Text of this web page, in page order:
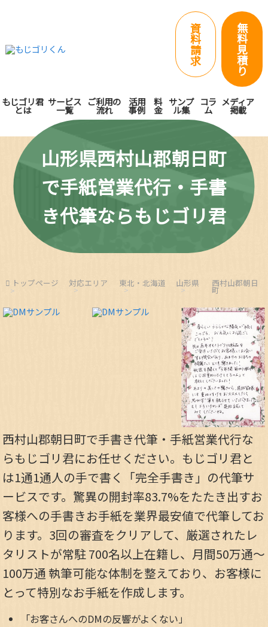
資
料
請
求
無
料
見
積
り
もじゴリ君
とは
サービス
一覧
ご利用の
流れ
活用
事例
料
金
サンプ
ル集
コラ
ム
メディア
掲載
山形県西村山郡朝日町
で手紙営業代行・手書
き代筆ならもじゴリ君
トップページ 対応エリア 東北・北海道 山形県 西村山郡朝日
町
西村山郡朝日町で手書き代筆・手紙営業代行な
らもじゴリ君にお任せください。もじゴリ君と
は1通1通人の手で書く「完全手書き」の代筆サ
ービスです。驚異の開封率83.7%をたたき出すお
客様への手書きお手紙を業界最安値で代筆してお
ります。3回の審査をクリアして、厳選されたレ
タリストが常駐 700名以上在籍し、月間50万通～
100万通 執筆可能な体制を整えており、お客様に
とって特別なお手紙を作成します。
「お客さんへのDMの反響がよくない」